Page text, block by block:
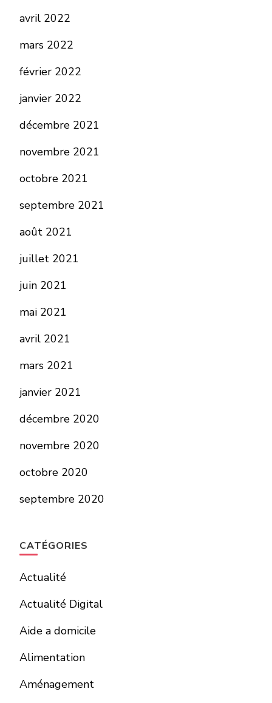
avril 2022
mars 2022
février 2022
janvier 2022
décembre 2021
novembre 2021
octobre 2021
septembre 2021
août 2021
juillet 2021
juin 2021
mai 2021
avril 2021
mars 2021
janvier 2021
décembre 2020
novembre 2020
octobre 2020
septembre 2020
CATÉGORIES
Actualité
Actualité Digital
Aide a domicile
Alimentation
Aménagement